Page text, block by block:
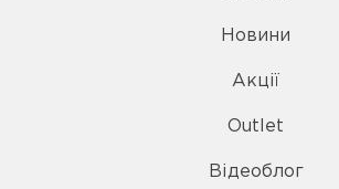
Новини
Акції
Outlet
Відеоблог